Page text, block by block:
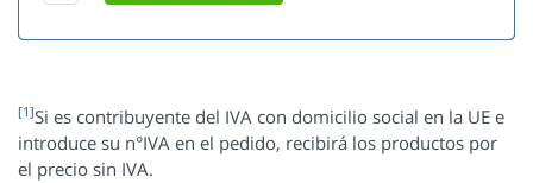
[1]Si es contribuyente del IVA con domicilio social en la UE e
introduce su n°IVA en el pedido, recibirá los productos por
el precio sin IVA.